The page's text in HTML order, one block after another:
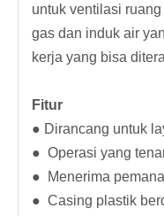
untuk ventilasi
gas dan induk air
kerja yang bisa
Fitur
● Dirancang untuk
● Operasi yang
● Menerima
● Casing plastik